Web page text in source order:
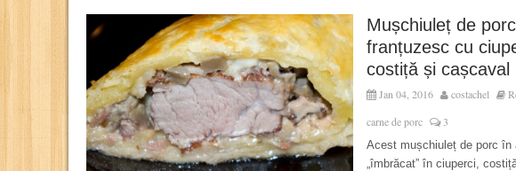
Mușchiuleț de
franțuzesc cu
costiță și cașcaval
Jan 04, 2016 costachel
carne de porc
3
Acest mușchiuleț de porc în
„îmbrăcat” în ciuperci,